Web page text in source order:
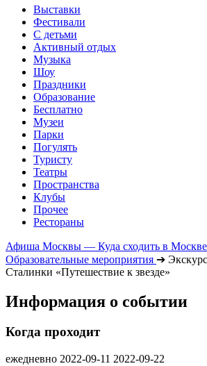
Выставки
Фестивали
С детьми
Активный отдых
Музыка
Шоу
Праздники
Образование
Бесплатно
Музеи
Парки
Погулять
Туристу
Театры
Пространства
Клубы
Прочее
Рестораны
Афиша Москвы — Куда сходить в Москве
Образовательные мероприятия ➔
Сталинки «Путешествие к звезде»
Информация о событии
Когда проходит
ежедневно 2022-09-11 2022-09-22